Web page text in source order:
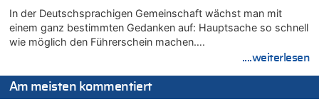
Wasserstand des Rheins in NRW so niedrig wie noch nie
05.08.2026 - 13:25 von Zuhörer zu
Wasserstand des Rheins in NRW so niedrig wie noch nie
Zweite Hitzewelle in diesem Sommer ist jetzt amtlich
In der Deutschsprachigen Gemeinschaft wächst man mit
einem ganz bestimmten Gedanken auf: Hauptsache so schnell
wie möglich den Führerschein machen….
....weiterlesen
Am meisten kommentiert